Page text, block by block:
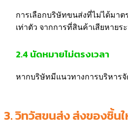
การเลือกบริษัทขนส่งที่ไม่ได้มาต
เท่าตัว จากการที่สินค้าเสียหายร
2.4นัดหมายไม่ตรงเวลา
หากบริษัทมีแนวทางการบริหารจั
3.วิทวัสขนส่ง ส่งของชิ้น